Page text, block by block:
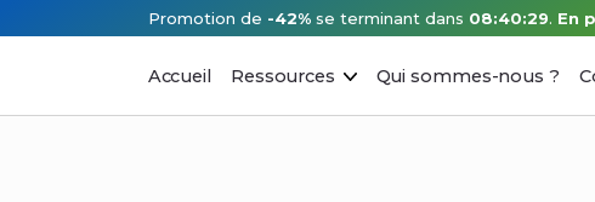
Promotion de -42%se terminant dans 08:40:28. En
Accueil Ressources Qui sommes-nous ?